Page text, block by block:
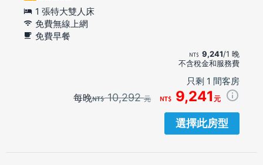
1 張特大雙人床
免費無線上網
免費早餐
9,241/1 晚
不含稅金和服務費
只剩 1 間客房
每晚 10,292元 9,241 元
選擇此房型